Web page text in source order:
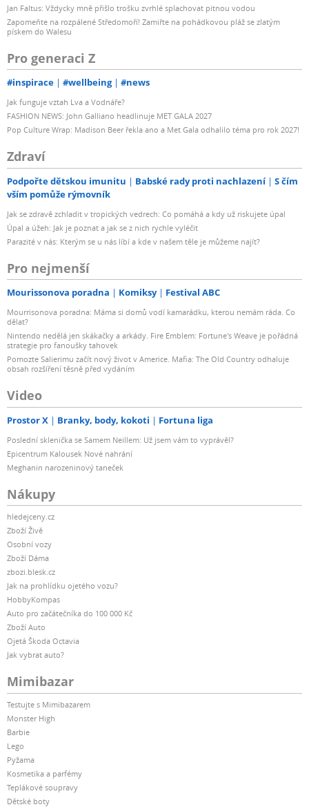
Jan Faltus: Vždycky mně přišlo trošku zvrhlé splachovat pitnou vodou
Zapomeňte na rozpálené Středomoří! Zamiřte na pohádkovou pláž se zlatým
pískem do Walesu
Pro generaci Z
#inspirace #wellbeing #news
Jak funguje vztah Lva a Vodnáře?
FASHION NEWS: John Galliano headlinuje MET GALA 2027
Pop Culture Wrap: Madison Beer řekla ano a Met Gala odhalilo téma pro rok 2027!
Zdraví
Podpořte dětskou imunitu Babské rady proti nachlazení
S čím
vším pomůže rýmovník
Jak se zdravě zchladit v tropických vedrech: Co pomáhá a kdy už riskujete úpal
Úpal a úžeh: Jak je poznat a jak se z nich rychle vyléčit
Parazité v nás: Kterým se u nás líbí a kde v našem těle je můžeme najít?
Pro nejmenší
Mourissonova poradna Komiksy Festival ABC
Mourrisonova poradna: Máma si domů vodí kamarádku, kterou nemám ráda. Co
dělat?
Nintendo nedělá jen skákačky a arkády. Fire Emblem: Fortune's Weave je pořádná
strategie pro fanoušky tahovek
Pomozte Salierimu začít nový život v Americe. Mafia: The Old Country odhaluje
obsah rozšíření těsně před vydáním
Video
Prostor X Branky, body, kokoti Fortuna liga
Poslední sklenička se Samem Neillem: Už jsem vám to vyprávěl?
Epicentrum Kalousek Nové nahrání
Meghanin narozeninový taneček
Nákupy
hledejceny.cz
Zboží Živě
Osobní vozy
Zboží Dáma
zbozi.blesk.cz
Jak na prohlídku ojetého vozu?
HobbyKompas
Auto pro začátečníka do 100 000 Kč
Zboží Auto
Ojetá Škoda Octavia
Jak vybrat auto?
Mimibazar
Testujte s Mimibazarem
Monster High
Barbie
Lego
Pyžama
Kosmetika a parfémy
Teplákové soupravy
Dětské boty